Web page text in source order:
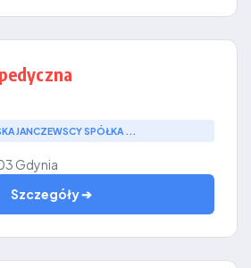
JANCZEWSCY SPÓŁKA ...
Gdynia
Szczegóły ➔